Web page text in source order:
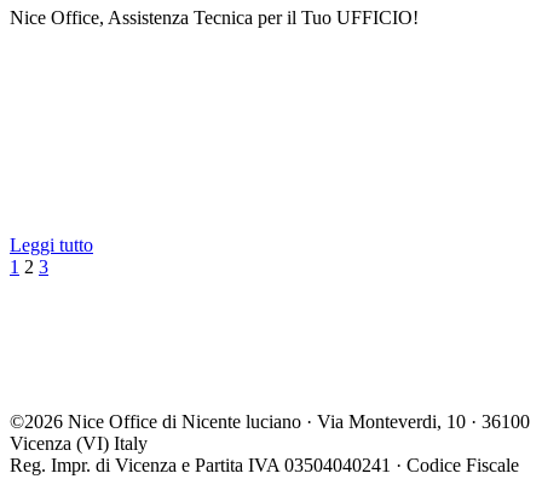
Nice Office, Assistenza Tecnica per il Tuo UFFICIO!
Leggi tutto
Precedente
1 2 3Successivo
©2026 Nice Office di Nicente luciano · Via Monteverdi, 10 · 36100
Vicenza (VI) Italy
Reg. Impr. di Vicenza e Partita IVA 03504040241 · Codice Fiscale